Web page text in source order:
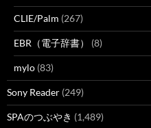
CLIE/Palm (267)
EBR（電子辞書） (8)
mylo (83)
Sony Reader (249)
SPAのつぶやき (1,489)